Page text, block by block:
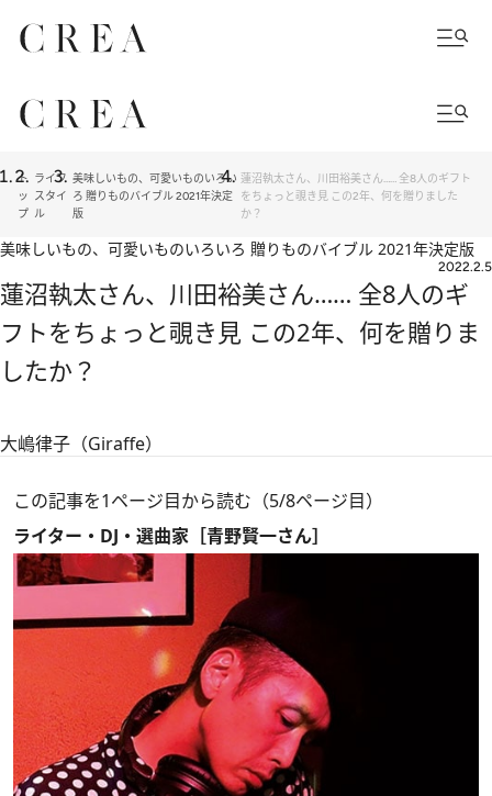
ト
ッ
プ
ライフ
スタイ
ル
美味しいもの、可愛いものいろい
ろ 贈りものバイブル 2021年決定
版
蓮沼執太さん、川田裕美さん…… 全8人のギフト
をちょっと覗き見 この2年、何を贈りました
か？
美味しいもの、可愛いものいろいろ 贈りものバイブル 2021年決定版
2022.2.5
蓮沼執太さん、川田裕美さん…… 全8人のギ
フトをちょっと覗き見 この2年、何を贈りま
したか？
大嶋律子（Giraffe）
この記事を1ページ目から読む（5/8ページ目）
ライター・DJ・選曲家［青野賢一さん］